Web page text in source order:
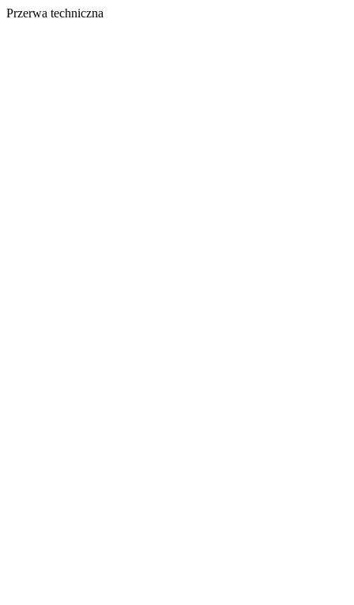
Przerwa techniczna